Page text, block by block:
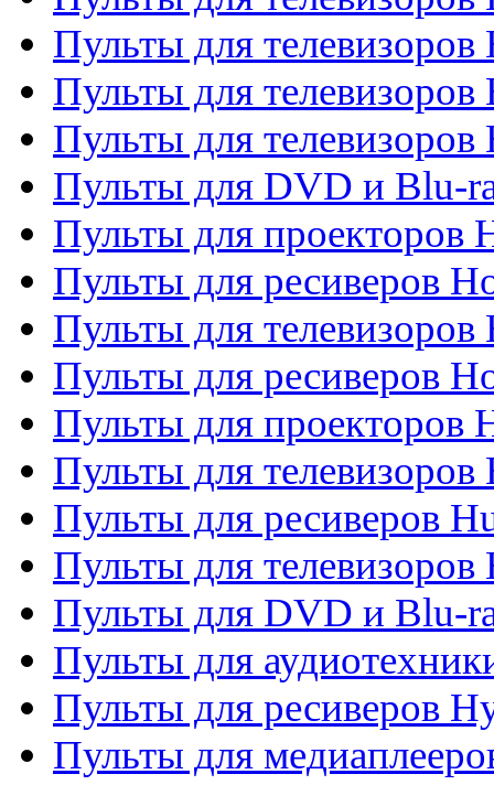
Пульты для телевизоров
Пульты для телевизоров
Пульты для телевизоров
Пульты для DVD и Blu-
Пульты для проекторов
Пульты для ресиверов
Пульты для
Пульты для ресиверов
Пульты для проекторов
Пульты для телевизоров
Пульты для ресиверов
Пульты для
Пульты для DVD и Blu-
Пульты для
Пульты для ресиверов
Пульты для